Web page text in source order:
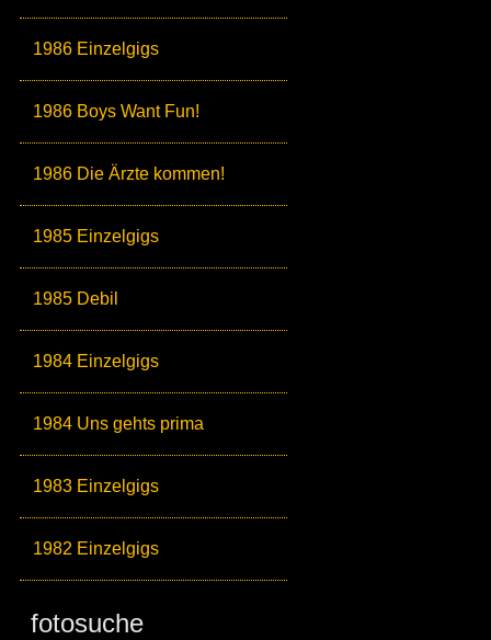
1986 Einzelgigs
1986 Boys Want Fun!
1986 Die Ärzte kommen!
1985 Einzelgigs
1985 Debil
1984 Einzelgigs
1984 Uns gehts prima
1983 Einzelgigs
1982 Einzelgigs
fotosuche